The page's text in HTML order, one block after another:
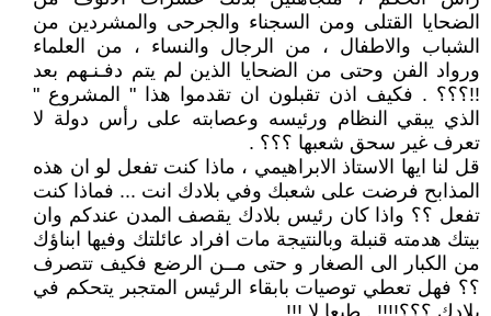
الضحايا القتلى ومن السجناء والجرحى والمشردين من
الشباب والاطفال ، من الرجال والنساء ، من العلماء
ورواد الفن وحتى من الضحايا الذين لم يتم دفـنـهم بعد
!!؟؟؟ . فكيف اذن تقبلون ان تقدموا هذا " المشروع "
الذي يبقي النظام ورئيسه وعصابته على رأس دولة لا
تعرف غير سحق شعبها ؟؟؟ .
قل لنا ايها الاستاذ الابراهيمي ، ماذا كنت تفعل لو ان هذه
المذابح فرضت على شعبك وفي بلادك انت ... فماذا كنت
تفعل ؟؟ واذا كان رئيس بلادك يقصف المدن عندكم وان
بيتك هدمته قنبلة وبالنتيجة مات افراد عائلتك وفيها ابناؤك
من الكبار الى الصغار و حتى مــن الرضع فكيف تتصرف
؟؟ فهل تعطي توصيات بابقاء الرئيس المتجبر يتحكم في